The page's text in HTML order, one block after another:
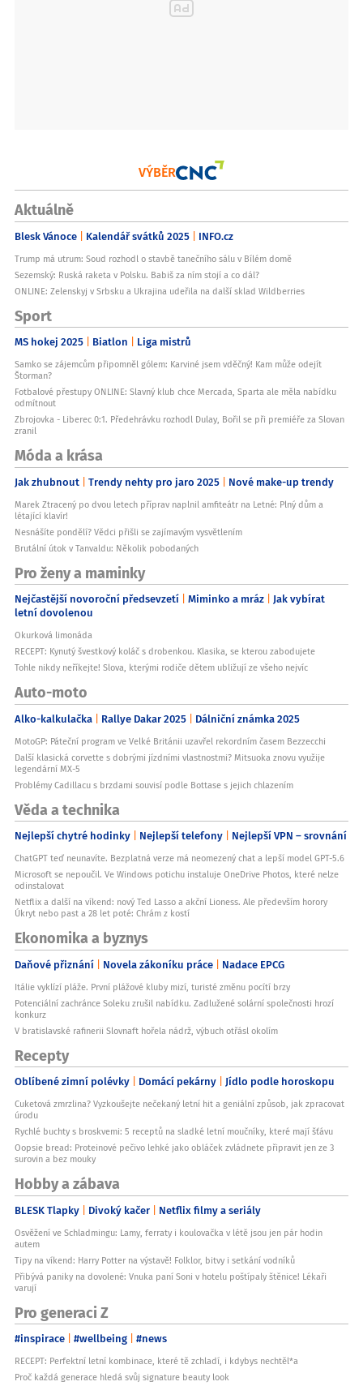
VÝBĚR
Aktuálně
Blesk Vánoce Kalendář svátků 2025 INFO.cz
Trump má utrum: Soud rozhodl o stavbě tanečního sálu v Bílém domě
Sezemský: Ruská raketa v Polsku. Babiš za ním stojí a co dál?
ONLINE: Zelenskyj v Srbsku a Ukrajina udeřila na další sklad Wildberries
Sport
MS hokej 2025 Biatlon Liga mistrů
Samko se zájemcům připomněl gólem: Karviné jsem vděčný! Kam může odejít
Štorman?
Fotbalové přestupy ONLINE: Slavný klub chce Mercada, Sparta ale měla nabídku
odmítnout
Zbrojovka - Liberec 0:1. Předehrávku rozhodl Dulay, Bořil se při premiéře za Slovan
zranil
Móda a krása
Jak zhubnout Trendy nehty pro jaro 2025 Nové make-up trendy
Marek Ztracený po dvou letech příprav naplnil amfiteátr na Letné: Plný dům a
létající klavír!
Nesnášíte pondělí? Vědci přišli se zajímavým vysvětlením
Brutální útok v Tanvaldu: Několik pobodaných
Pro ženy a maminky
Nejčastější novoroční předsevzetí Miminko a mráz Jak vybírat
letní dovolenou
Okurková limonáda
RECEPT: Kynutý švestkový koláč s drobenkou. Klasika, se kterou zabodujete
Tohle nikdy neříkejte! Slova, kterými rodiče dětem ubližují ze všeho nejvíc
Auto-moto
Alko-kalkulačka Rallye Dakar 2025 Dálniční známka 2025
MotoGP: Páteční program ve Velké Británii uzavřel rekordním časem Bezzecchi
Další klasická corvette s dobrými jízdními vlastnostmi? Mitsuoka znovu využije
legendární MX-5
Problémy Cadillacu s brzdami souvisí podle Bottase s jejich chlazením
Věda a technika
Nejlepší chytré hodinky Nejlepší telefony Nejlepší VPN – srovnání
ChatGPT teď neunavíte. Bezplatná verze má neomezený chat a lepší model GPT-5.6
Microsoft se nepoučil. Ve Windows potichu instaluje OneDrive Photos, které nelze
odinstalovat
Netflix a další na víkend: nový Ted Lasso a akční Lioness. Ale především horory
Úkryt nebo past a 28 let poté: Chrám z kostí
Ekonomika a byznys
Daňové přiznání Novela zákoníku práce Nadace EPCG
Itálie vyklízí pláže. První plážové kluby mizí, turisté změnu pocítí brzy
Potenciální zachránce Soleku zrušil nabídku. Zadlužené solární společnosti hrozí
konkurz
V bratislavské rafinerii Slovnaft hořela nádrž, výbuch otřásl okolím
Recepty
Oblíbené zimní polévky Domácí pekárny Jídlo podle horoskopu
Cuketová zmrzlina? Vyzkoušejte nečekaný letní hit a geniální způsob, jak zpracovat
úrodu
Rychlé buchty s broskvemi: 5 receptů na sladké letní moučníky, které mají šťávu
Oopsie bread: Proteinové pečivo lehké jako obláček zvládnete připravit jen ze 3
surovin a bez mouky
Hobby a zábava
BLESK Tlapky Divoký kačer Netflix filmy a seriály
Osvěžení ve Schladmingu: Lamy, ferraty i koulovačka v létě jsou jen pár hodin
autem
Tipy na víkend: Harry Potter na výstavě! Folklor, bitvy i setkání vodníků
Přibývá paniky na dovolené: Vnuka paní Soni v hotelu poštípaly štěnice! Lékaři
varují
Pro generaci Z
#inspirace #wellbeing #news
RECEPT: Perfektní letní kombinace, které tě zchladí, i kdybys nechtěl*a
Proč každá generace hledá svůj signature beauty look